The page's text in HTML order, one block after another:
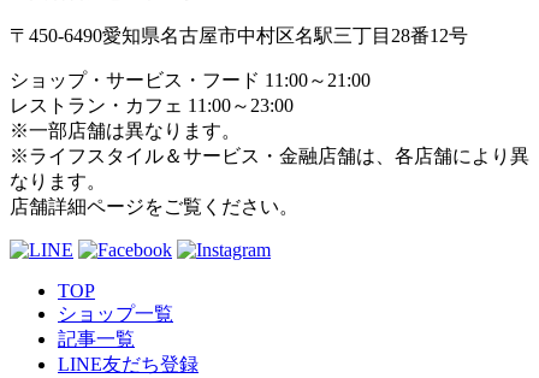
〒450-6490愛知県名古屋市中村区名駅三丁目28番12号
ショップ・サービス・フード 11:00～21:00
レストラン・カフェ 11:00～23:00
※一部店舗は異なります。
※ライフスタイル＆サービス・金融店舗は、各店舗により異
なります。
店舗詳細ページをご覧ください。
TOP
ショップ一覧
記事一覧
LINE友だち登録